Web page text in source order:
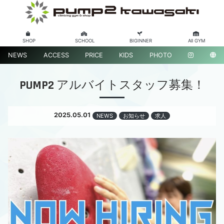
SHOP SCHOOL BIGINNER All GYM
NEWS ACCESS PRICE KIDS PHOTO
PUMP2 アルバイトスタッフ募集！
2025.05.01 NEWS お知らせ 求人